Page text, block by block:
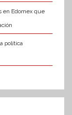
en Edomex que
política